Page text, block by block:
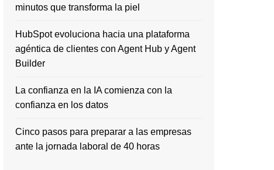
minutos que transforma la piel
HubSpot evoluciona hacia una plataforma
agéntica de clientes con Agent Hub y Agent
Builder
La confianza en la IA comienza con la
confianza en los datos
Cinco pasos para preparar a las empresas
ante la jornada laboral de 40 horas